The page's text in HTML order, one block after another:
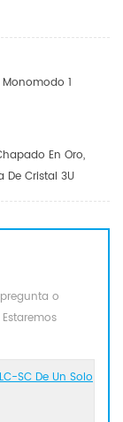
Monomodo 1
En Oro,
De Cristal 3U
o
SC De Un Solo